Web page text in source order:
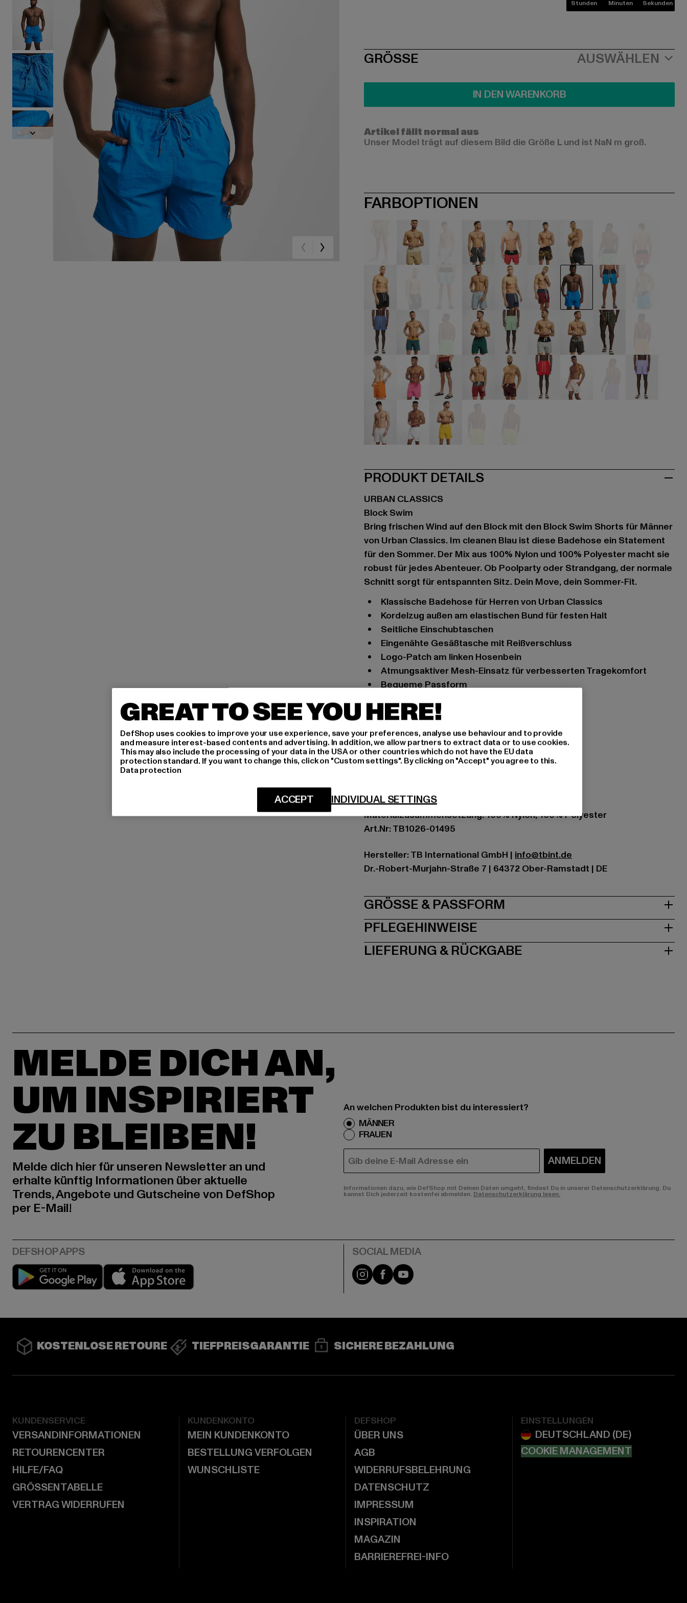
Stunden Minuten Sekunden
SIZE
GRÖSSE AUSWÄHLEN
IN DEN WARENKORB
Artikel fällt normal aus
Unser Model trägt auf diesem Bild die Größe L und ist NaN m groß.
FARBOPTIONEN
beige schwarzschwarzschwarzschwarzschwarz
schwarzschwarz blau blau blau blau blau
blau grün grün grün grün grau grau orange
orange pink rot
PRODUKT DETAILS
URBAN CLASSICS
Block Swim
Bring frischen Wind auf den Block mit den Block Swim Shorts für Männer
von Urban Classics. Im cleanen Blau ist diese Badehose ein Statement
für den Sommer. Der Mix aus 100% Nylon und 100% Polyester macht sie
robust für jedes Abenteuer. Ob Poolparty oder Strandgang, der normale
Schnitt sorgt für entspannten Sitz. Dein Move, dein Sommer-Fit.
klassische Badehose für Herren von Urban Classics
Kordelzug außen am elastischen Bund für festen Halt
seitliche Einschubtaschen
eingenähte Gesäßtasche mit Reißverschluss
Logo-Patch am linken Hosenbein
atmungsaktiver Mesh-Einsatz für verbesserten Tragekomfort
bequeme Passform
Anlass: Strand, Sportlich, Freizeit
Verschlussarten: Kordelzug
Schnitt: Normal
Marke: Urban Classics
Hersteller Farbe: cobalt blue
Materialzusammensetzung: 100% Nylon, 100% Polyester
Art.Nr: TB1026-01495
Hersteller: TB International GmbH | info@tbint.de
Dr.-Robert-Murjahn-Straße 7 | 64372 Ober-Ramstadt | DE
GRÖSSE & PASSFORM
PFLEGEHINWEISE
LIEFERUNG & RÜCKGABE
MELDE DICH AN,
UM INSPIRIERT
ZU BLEIBEN!
Melde dich hier für unseren Newsletter an und
erhalte künftig Informationen über aktuelle
Trends, Angebote und Gutscheine von DefShop
per E-Mail!
An welchen Produkten bist du interessiert?
MÄNNER
FRAUEN
E-MAIL ANMELDEN
Informationen dazu, wie DefShop mit Deinen Daten umgeht, findest Du in unserer Datenschutzerklärung. Du
kannst Dich jederzeit kostenfei abmelden. Datenschutzerklärung lesen.
Play market Instagram
FacebookYouTube
KOSTENLOSE RETOURE TIEFPREISGARANTIE SICHERE BEZAHLUNG
KUNDENSERVICE
VERSANDINFORMATIONEN
RETOURENCENTER
HILFE/FAQ
GRÖSSENTABELLE
VERTRAG WIDERRUFEN
KUNDENKONTO
MEIN KUNDENKONTO
BESTELLUNG VERFOLGEN
WUNSCHLISTE
DEFSHOP
ÜBER UNS
AGB
WIDERRUFSBELEHRUNG
DATENSCHUTZ
IMPRESSUM
INSPIRATION
MAGAZIN
BARRIEREFREI-INFO
EINSTELLUNGEN
COOKIE MANAGEMENT
GREAT TO SEE YOU HERE!
DefShop uses cookies to improve your use experience, save your preferences, analyse use behaviour and to provide
and measure interest-based contents and advertising. In addition, we allow partners to extract data or to use cookies.
This may also include the processing of your data in the USA or other countries which do not have the EU data
protection standard. If you want to change this, click on "Custom settings". By clicking on "Accept" you agree to this.
Data protection
INDIVIDUAL SETTINGS
ACCEPT